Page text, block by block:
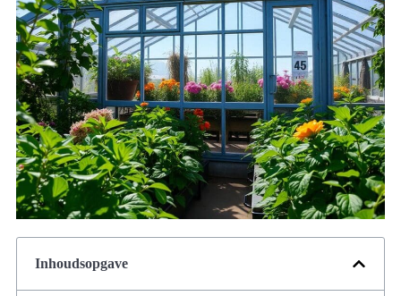
Inhoudsopgave